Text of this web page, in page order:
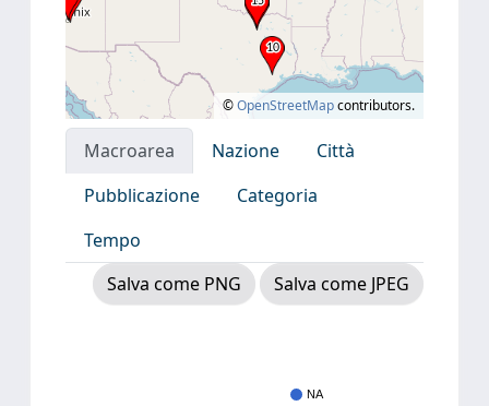
©OpenStreetMapcontributors.
Macroarea Nazione
Città
Pubblicazione
Categoria
Tempo
Salva come PNG
Salva come JPEG
NA